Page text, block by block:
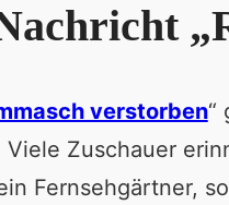
verstorben“
Zuschauer
Fernsehgärtner,